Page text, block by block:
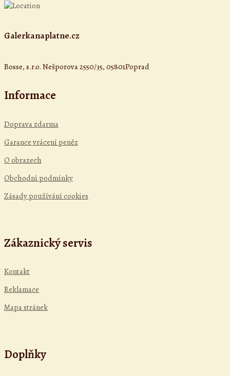
Galerkanaplatne.cz
Bosse, s.r.o. Nešporova 2550/35, 05801Poprad
Informace
Doprava zdarma
Garance vrácení peněz
O obrazech
Obchodní podmínky
Zásady používání cookies
Zákaznický servis
Kontakt
Reklamace
Mapa stránek
Doplňky